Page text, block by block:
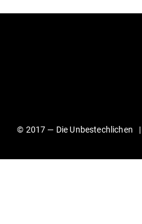
© 2017 — Die Unbestechlichen